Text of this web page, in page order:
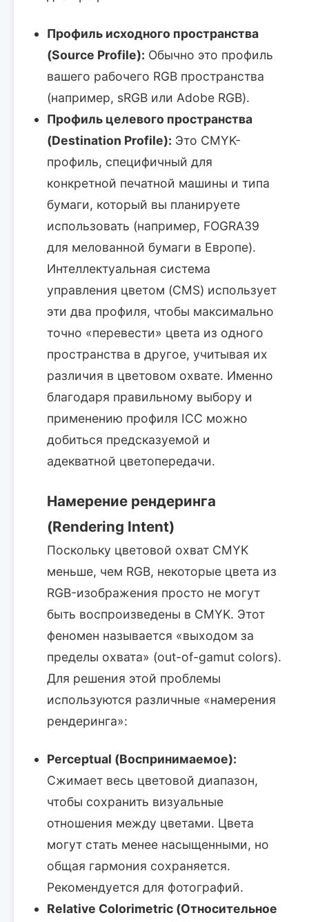
Профиль исходного пространства
(Source Profile): Обычно это профиль
вашего рабочего RGB пространства
(например, sRGB или Adobe RGB).
Профиль целевого пространства
(Destination Profile): Это CMYK-
профиль, специфичный для
конкретной печатной машины и типа
бумаги, который вы планируете
использовать (например, FOGRA39
для мелованной бумаги в Европе).
Интеллектуальная система
управления цветом (CMS) использует
эти два профиля, чтобы максимально
точно «перевести» цвета из одного
пространства в другое, учитывая их
различия в цветовом охвате. Именно
благодаря правильному выбору и
применению профиля ICC можно
добиться предсказуемой и
адекватной цветопередачи.
Намерение рендеринга
(Rendering Intent)
Поскольку цветовой охват CMYK
меньше, чем RGB, некоторые цвета из
RGB-изображения просто не могут
быть воспроизведены в CMYK. Этот
феномен называется «выходом за
пределы охвата» (out-of-gamut colors).
Для решения этой проблемы
используются различные «намерения
рендеринга»:
Perceptual (Воспринимаемое):
Сжимает весь цветовой диапазон,
чтобы сохранить визуальные
отношения между цветами. Цвета
могут стать менее насыщенными, но
общая гармония сохраняется.
Рекомендуется для фотографий.
Relative Colorimetric (Относительное